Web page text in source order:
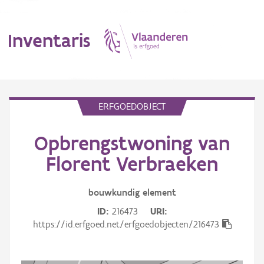
Inventaris
Erfgoedobject
Aanduidingsobject
ERFGOEDOBJECT
Opbrengstwoning van
Florent Verbraeken
bouwkundig element
ID 216473
URI
https://id.erfgoed.net/erfgoedobjecten/216473